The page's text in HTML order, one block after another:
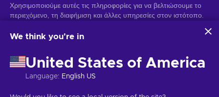
Μπορείτε να απεγγραφείτε οποιαδήποτε στιγμή. Επισκεφθείτε την
Ειδοποίηση Απορρήτουγια περισσότερες πληροφορίες.
Χρησιμοποιούμε αυτές τις πληροφορίες για να βελτιώσουμε το
περιεχόμενο, τη διαφήμιση και άλλες υπηρεσίες στον ιστότοπο.
χρησιμοποιηθούν για την εξατομίκευση διαφημίσεων.
αυτών των τεχνολογιών από την Eneba και τους συνεργάτες
της. Μπορείτε να προσαρμόσετε τη συγκατάθεσή σας κάνοντας
κλικ στην επιλογή "Προσαρμογή".
οποίο η Google χρησιμοποιεί τα δεδομένα σας, ανατρέξτε στην
We think you're in
United States of America
Language: English US